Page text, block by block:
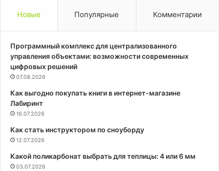
Новые Популярные Комментарии
Программный комплекс для централизованного
управления объектами: возможности современных
цифровых решений
07.08.2026
Как выгодно покупать книги в интернет-магазине
Лабиринт
16.07.2026
Как стать инструктором по сноуборду
12.07.2026
Какой поликарбонат выбрать для теплицы: 4 или 6 мм
03.07.2026